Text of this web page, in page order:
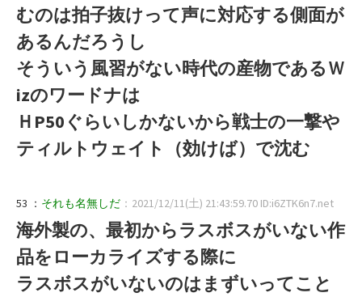
むのは拍子抜けって声に対応する側面が
あるんだろうし
そういう風習がない時代の産物であるＷ
izのワードナは
ＨP50ぐらいしかないから戦士の一撃や
ティルトウェイト（効けば）で沈む
53 ： それも名無しだ ：2021/12/11(土) 21:43:59.70 ID:i6ZTK6n7.net
海外製の、最初からラスボスがいない作
品をローカライズする際に
ラスボスがいないのはまずいってこと